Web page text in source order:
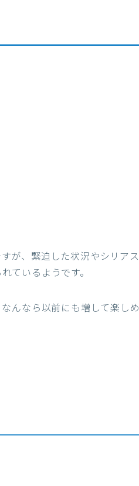
が、緊迫した状況やシリアス
ているようです。
んなら以前にも増して楽しめ